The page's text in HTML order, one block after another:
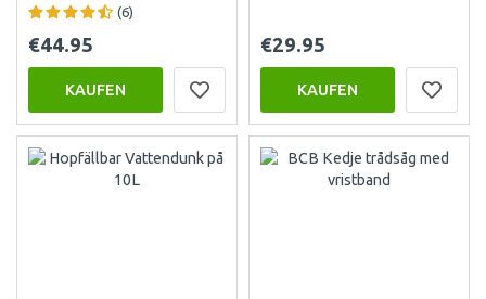
(6)
€44.95
KAUFEN
€29.95
KAUFEN